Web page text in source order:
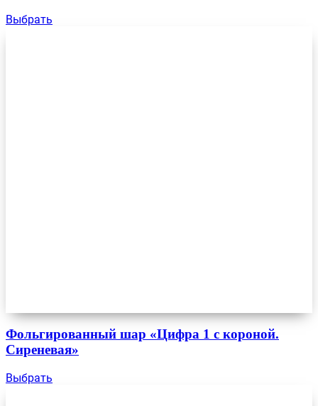
Выбрать
Фольгированный шар «Цифра 1 с короной.
Сиреневая»
Выбрать